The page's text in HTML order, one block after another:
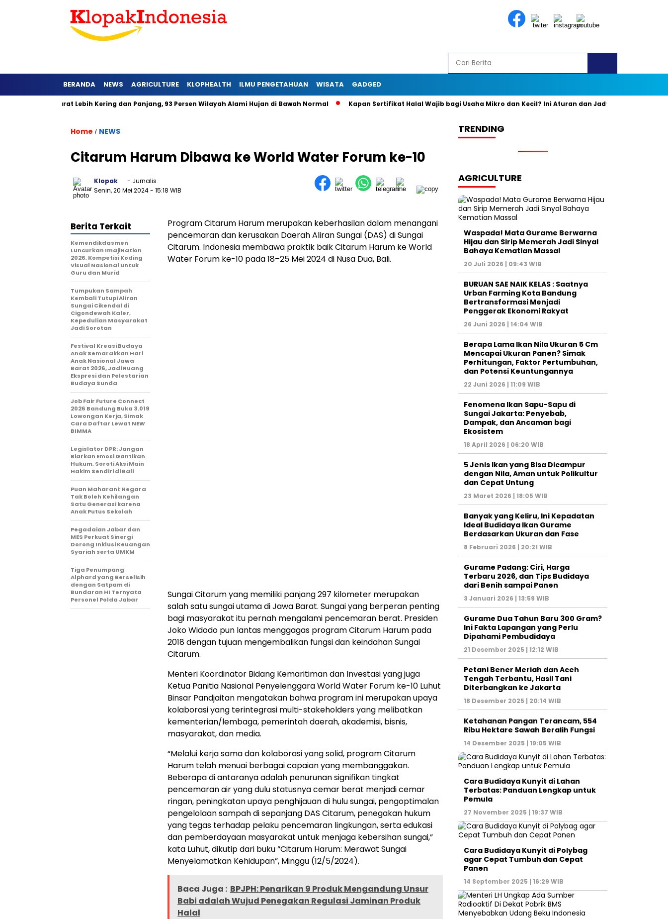
BERANDA NEWS AGRICULTURE KLOPHEALTH ILMU PENGETAHUAN WISATA GADGED
di Jawa Barat Lebih Kering dan Panjang, 93 Persen Wilayah Alami Hujan di Bawah Normal Kapan Sertifikat Halal Wajib bagi Usaha Mikro dan Kecil? Ini Aturan dan Jadwal Resminya
Home / NEWS
Citarum Harum Dibawa ke World Water Forum ke-10
Klopak
- Jurnalis
Senin, 20 Mei 2024- 15:18 WIB
Program Citarum Harum merupakan keberhasilan dalam menangani
pencemaran dan kerusakan Daerah Aliran Sungai (DAS) di Sungai
Citarum. Indonesia membawa praktik baik Citarum Harum ke World
Water Forum ke-10 pada 18–25 Mei 2024 di Nusa Dua, Bali.
Sungai Citarum yang memiliki panjang 297 kilometer merupakan
salah satu sungai utama di Jawa Barat. Sungai yang berperan penting
bagi masyarakat itu pernah mengalami pencemaran berat. Presiden
Joko Widodo pun lantas menggagas program Citarum Harum pada
2018 dengan tujuan mengembalikan fungsi dan keindahan Sungai
Citarum.
Menteri Koordinator Bidang Kemaritiman dan Investasi yang juga
Ketua Panitia Nasional Penyelenggara World Water Forum ke-10 Luhut
Binsar Pandjaitan mengatakan bahwa program ini merupakan upaya
kolaborasi yang terintegrasi multi-stakeholders yang melibatkan
kementerian/lembaga, pemerintah daerah, akademisi, bisnis,
masyarakat, dan media.
“Melalui kerja sama dan kolaborasi yang solid, program Citarum
Harum telah menuai berbagai capaian yang membanggakan.
Beberapa di antaranya adalah penurunan signifikan tingkat
pencemaran air yang dulu statusnya cemar berat menjadi cemar
ringan, peningkatan upaya penghijauan di hulu sungai, pengoptimalan
pengelolaan sampah di sepanjang DAS Citarum, penegakan hukum
yang tegas terhadap pelaku pencemaran lingkungan, serta edukasi
dan pemberdayaan masyarakat untuk menjaga kebersihan sungai,”
kata Luhut, dikutip dari buku “Citarum Harum: Merawat Sungai
Menyelamatkan Kehidupan”, Minggu (12/5/2024).
Baca Juga : BPJPH: Penarikan 9 Produk Mengandung Unsur
Babi adalah Wujud Penegakan Regulasi Jaminan Produk
Halal
Berita Terkait
Kemendikdasmen
Luncurkan ImajiNation
2026, Kompetisi Koding
Visual Nasional untuk
Guru dan Murid
Tumpukan Sampah
Kembali Tutupi Aliran
Sungai Cikendal di
Cigondewah Kaler,
Kepedulian Masyarakat
Jadi Sorotan
Festival Kreasi Budaya
Anak Semarakkan Hari
Anak Nasional Jawa
Barat 2026, Jadi Ruang
Ekspresi dan Pelestarian
Budaya Sunda
Job Fair Future Connect
2026 Bandung Buka 3.019
Lowongan Kerja, Simak
Cara Daftar Lewat NEW
BIMMA
Legislator DPR: Jangan
Biarkan Emosi Gantikan
Hukum, Soroti Aksi Main
Hakim Sendiri di Bali
Puan Maharani: Negara
Tak Boleh Kehilangan
Satu Generasi karena
Anak Putus Sekolah
Pegadaian Jabar dan
MES Perkuat Sinergi
Dorong Inklusi Keuangan
Syariah serta UMKM
Tiga Penumpang
Alphard yang Berselisih
dengan Satpam di
Bundaran HI Ternyata
Personel Polda Jabar
TRENDING
AGRICULTURE
Waspada! Mata Gurame Berwarna
Hijau dan Sirip Memerah Jadi Sinyal
Bahaya Kematian Massal
20 Juli 2026 | 09:43 WIB
BURUAN SAE NAIK KELAS : Saatnya
Urban Farming Kota Bandung
Bertransformasi Menjadi
Penggerak Ekonomi Rakyat
26 Juni 2026 | 14:04 WIB
Berapa Lama Ikan Nila Ukuran 5 Cm
Mencapai Ukuran Panen? Simak
Perhitungan, Faktor Pertumbuhan,
dan Potensi Keuntungannya
22 Juni 2026 | 11:09 WIB
Fenomena Ikan Sapu-Sapu di
Sungai Jakarta: Penyebab,
Dampak, dan Ancaman bagi
Ekosistem
18 April 2026 | 06:20 WIB
5 Jenis Ikan yang Bisa Dicampur
dengan Nila, Aman untuk Polikultur
dan Cepat Untung
23 Maret 2026 | 18:05 WIB
Banyak yang Keliru, Ini Kepadatan
Ideal Budidaya Ikan Gurame
Berdasarkan Ukuran dan Fase
8 Februari 2026 | 20:21 WIB
Gurame Padang: Ciri, Harga
Terbaru 2026, dan Tips Budidaya
dari Benih sampai Panen
3 Januari 2026 | 13:59 WIB
Gurame Dua Tahun Baru 300 Gram?
Ini Fakta Lapangan yang Perlu
Dipahami Pembudidaya
21 Desember 2025 | 12:12 WIB
Petani Bener Meriah dan Aceh
Tengah Terbantu, Hasil Tani
Diterbangkan ke Jakarta
18 Desember 2025 | 20:14 WIB
Ketahanan Pangan Terancam, 554
Ribu Hektare Sawah Beralih Fungsi
14 Desember 2025 | 19:05 WIB
Cara Budidaya Kunyit di Lahan
Terbatas: Panduan Lengkap untuk
Pemula
27 November 2025 | 19:37 WIB
Cara Budidaya Kunyit di Polybag
agar Cepat Tumbuh dan Cepat
Panen
14 September 2025 | 16:29 WIB